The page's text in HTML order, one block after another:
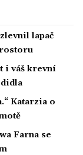
lapač
i váš krevní
Katarzia o
Farna se